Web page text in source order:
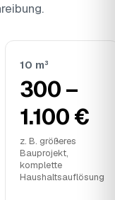
10 m³
300 –
1.100 €
z. B. größeres
Bauprojekt,
komplette
Haushaltsauflösung